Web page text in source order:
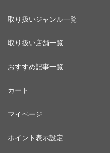
取り扱いジャンル一覧
取り扱い店舗一覧
おすすめ記事一覧
カート
マイページ
ポイント表示設定